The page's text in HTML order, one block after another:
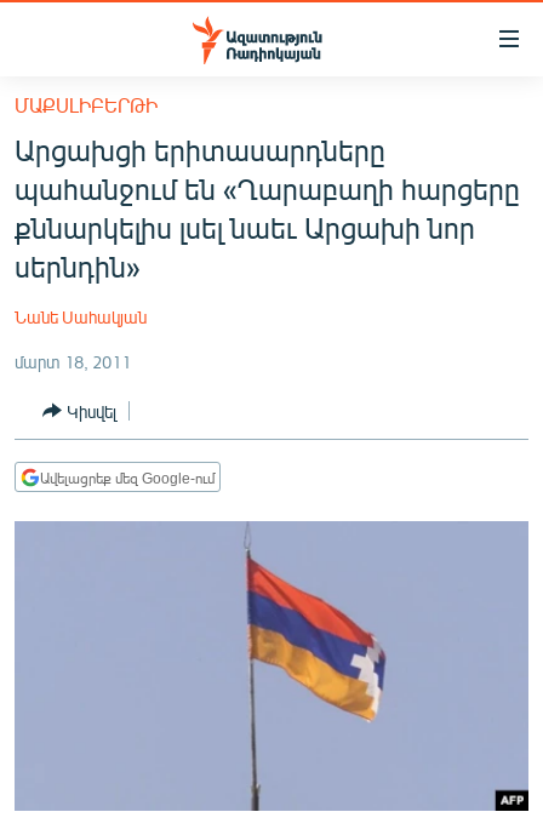
Մատչելիության
հիմնական
բովանդակությանը
հիմնական
մենյուին
Որոնում
ՀԱՅԱՍՏԱՆ
ՔԱՂԱՔԱԿԱՆ
ԸՆՏՐՈՒԹՅՈՒՆՆԵՐ 2026
ՊԱՏԵՐԱԶՄԻ 6 ՇԱԲԱԹՆԵՐԸ
ՏԱՐԱԾԱՇՐՋԱՆ
ՄԱՔՍԼԻԲԵՐԹԻ
Արցախցի երիտասարդները
պահանջում են «Ղարաբաղի հարցերը
քննարկելիս լսել նաեւ Արցախի նոր
սերնդին»
Նանե Սահակյան
մարտ 18, 2011
Կիսվել
Ավելացրեք մեզ Google-ում